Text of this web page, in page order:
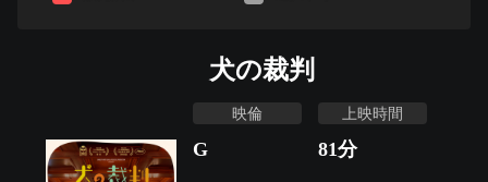
犬の裁判
映倫
G
上映時間
81分